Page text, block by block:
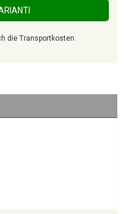
die Transportkosten